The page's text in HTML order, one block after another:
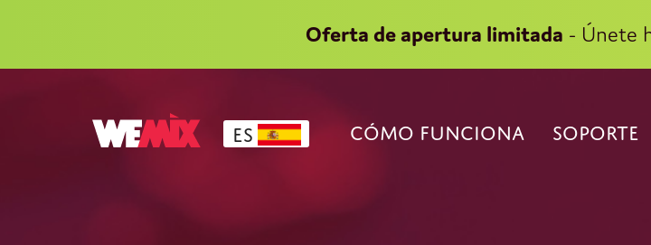
Oferta de apertura limitada - Únete
ES CÓMO FUNCIONA SOPORTE